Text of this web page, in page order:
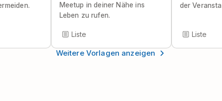
Meetup in deiner Nähe ins
Leben zu rufen.
Liste
der
Liste
Weitere Vorlagen anzeigen